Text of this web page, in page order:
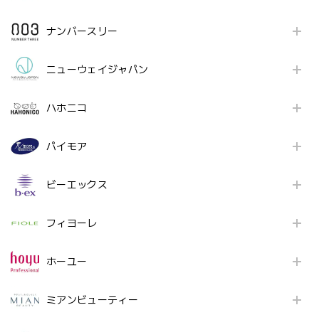
ナンバースリー
ニューウェイジャパン
ハホニコ
パイモア
ビーエックス
フィヨーレ
ホーユー
ミアンビューティー